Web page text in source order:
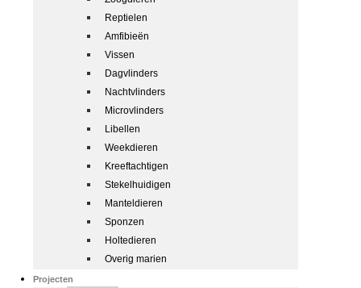
Reptielen
Amfibieën
Vissen
Dagvlinders
Nachtvlinders
Microvlinders
Libellen
Weekdieren
Kreeftachtigen
Stekelhuidigen
Manteldieren
Sponzen
Holtedieren
Overig marien
Projecten